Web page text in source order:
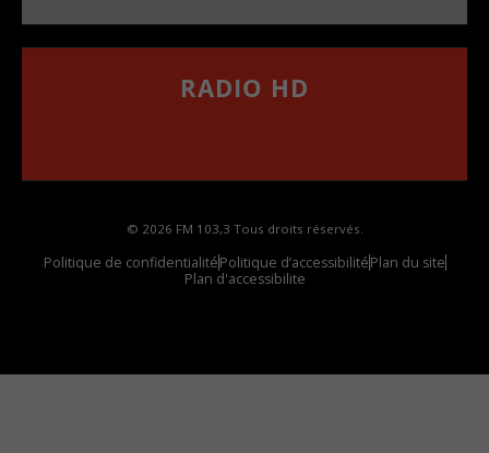
RADIO HD
© 2026 FM 103,3 Tous droits réservés.
Politique de confidentialitéPolitique d’accessibilitéPlan du site
Plan d'accessibilite